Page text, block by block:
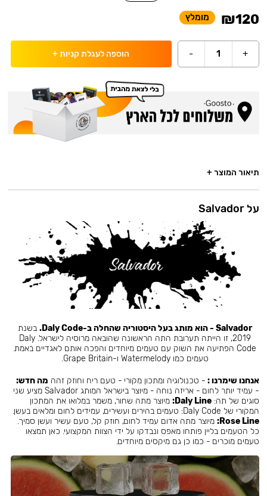
₪120 מומלץ
+
1
- הוספה לעגלת קניות +
תיאור המוצר +
על Salvador
Salvador - הוא מותג בעל היסטוריה שהחלה ב-Daly Code.
בשנת
2019, זו הייתה תערובת התה הראשונה שהובאה מרוסיה לישראל. Daly
Code הפתיעה את השוק עם טעמים מיוחדים והפכה אותם לאגדיים באמת.
טעמים כמו Watermelody ו-Grape Britain.
אנחנו שימרנו : - טכנולוגיה ומתכון מקורי - טעם ריח וחוזק זהה מה חדש:
- עמיד יותר לחום - אריזה נוחה - מיוצר בישראל המותג Salvador מציע שני
סוגים של תה:Daly Line: מיוצר מתה שחור, משמר במלואו את המתכון
המקורי של Daly Code: טעמים בהירים ועשירים, עמידים לחום ומלאים בעשן.
Rose Line: מיוצר מתה אדום עמיד לחום, חוזק קל, טעם עשיר ועשן סמיך.
כל הטעמים בליין פותחו מאפס ונבדקו על ידי הצוות המקצועי. כאן תמצאו
טעמים מוכרים - כמו כן גם מיקסים מיוחדים.